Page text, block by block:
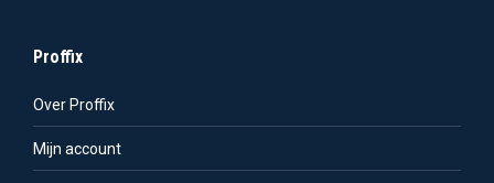
Proffix
Over Proffix
Mijn account